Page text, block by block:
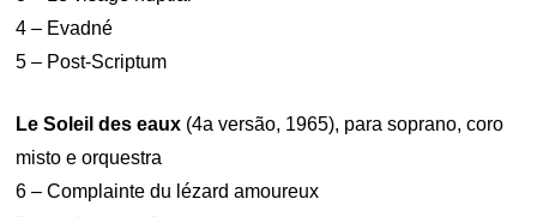
4 – Evadné
5 – Post-Scriptum
Le Soleil des eaux (4a versão, 1965), para soprano, coro
misto e orquestra
6 – Complainte du lézard amoureux